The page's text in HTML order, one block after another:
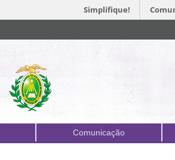
Simplifique!
Comunicação